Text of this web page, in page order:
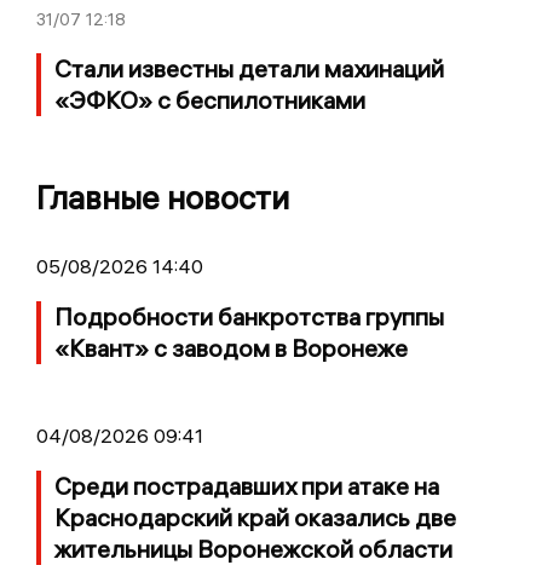
31/07 12:18
Стали известны детали махинаций
«ЭФКО» с беспилотниками
Главные новости
05/08/2026 14:40
Подробности банкротства группы
«Квант» с заводом в Воронеже
04/08/2026 09:41
Среди пострадавших при атаке на
Краснодарский край оказались две
жительницы Воронежской области